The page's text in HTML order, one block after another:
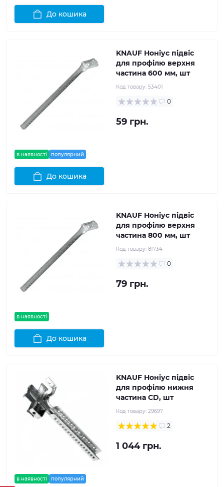
До кошика
в наявності популярний
KNAUF Ноніус підвіс
для профілю верхня
частина 600 мм, шт
Код товару: 53401
0
59 грн.
До кошика
в наявності
KNAUF Ноніус підвіс
для профілю верхня
частина 800 мм, шт
Код товару: 81734
0
79 грн.
До кошика
в наявності популярний
KNAUF Ноніус підвіс
для профілю нижня
частина CD, шт
Код товару: 29697
2
1 044 грн.